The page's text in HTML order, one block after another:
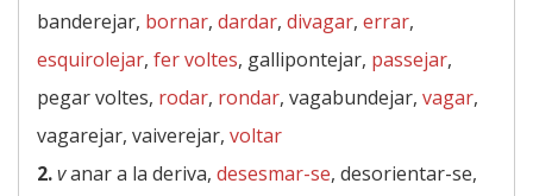
banderejar, bornar, dardar, divagar, errar,
esquirolejar, fer voltes, gallipontejar, passejar,
pegar voltes, rodar, rondar, vagabundejar, vagar,
vagarejar, vaiverejar, voltar
2.vanar a la deriva, desesmar-se, desorientar-se,